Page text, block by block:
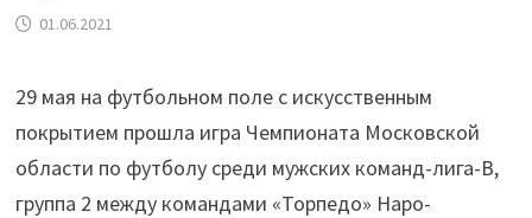
01.06.2021
29 мая на футбольном поле с искусственным
покрытием прошла игра Чемпионата Московской
области по футболу среди мужских команд-лига-В,
группа 2 между командами «Торпедо» Наро-